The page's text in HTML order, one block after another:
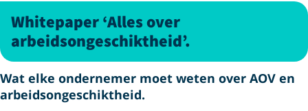
Whitepaper ‘Alles over
arbeidsongeschiktheid’.
Wat elke ondernemer moet weten over AOV en
arbeids­ongeschiktheid.